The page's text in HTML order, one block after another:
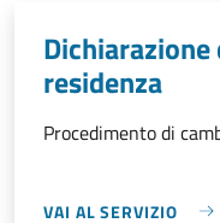
residenza
Procedimento di
VAI AL SERVIZIO